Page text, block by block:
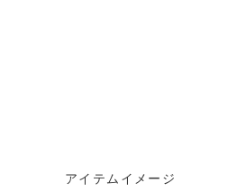
アイテムイメージ